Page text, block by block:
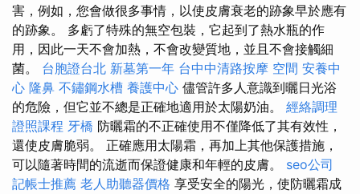
害，例如，您會做很多事情，以使皮膚衰老的跡象早於應有
的跡象。 多虧了特殊的無空包裝，它起到了熱水瓶的作
用，因此一天不會加熱，不會改變質地，並且不會接觸細
菌。 台胞證台北 新墓第一年 台中中清路按摩 空間 安養中
心 隆鼻 不鏽鋼水槽 養護中心 儘管許多人意識到曬日光浴
的危險，但它並不總是正確地適用於太陽奶油。 經絡調理
證照課程 牙橋 防曬霜的不正確使用不僅降低了其有效性，
還使皮膚脆弱。 正確應用太陽霜，再加上其他保護措施，
可以隨著時間的流逝而保證健康和年輕的皮膚。 seo公司
記帳士推薦 老人助聽器價格 享受安全的陽光，使防曬霜成